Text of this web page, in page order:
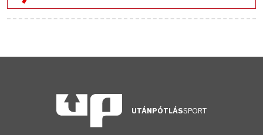
UTÁNPÓTLÁSSPORT